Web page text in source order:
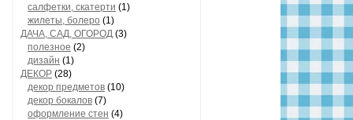
салфетки, скатерти (1)
жилеты, болеро (1)
ДАЧА, САД, ОГОРОД (3)
полезное (2)
дизайн (1)
ДЕКОР (28)
декор предметов (10)
декор бокалов (7)
оформление стен (4)